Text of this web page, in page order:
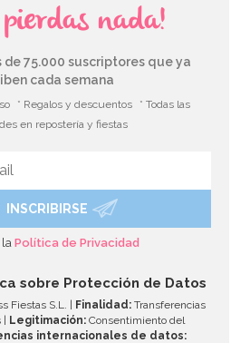
pierdas nada!
de 75.000 suscriptores que ya
cada semana
* Regalos y descuentos
* Todas las
en repostería y fiestas
INSCRIBIRSE
laPolítica de Privacidad
sobre Protección de Datos
Fiestas S.L. | Finalidad: Transferencias
Legitimación: Consentimiento del
internacionales de datos: